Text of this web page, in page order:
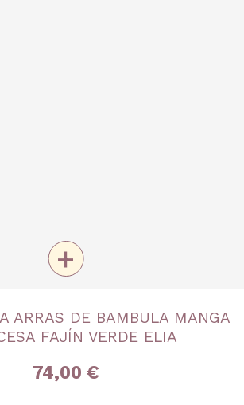
8 años 10 años
+
ARRAS DE BAMBULA MANGA
FAJÍN VERDE ELIA
74,00 €